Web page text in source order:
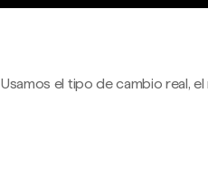
Usamos el tipo de cambio real,